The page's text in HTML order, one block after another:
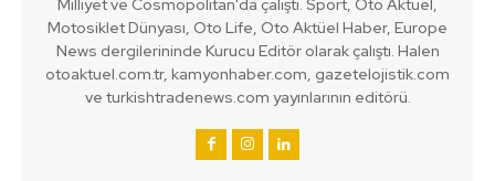
Milliyet ve Cosmopolitan'da çalıştı. Sport, Oto Aktüel,
Motosiklet Dünyası, Oto Life, Oto Aktüel Haber, Europe
News dergilerininde Kurucu Editör olarak çalıştı. Halen
otoaktuel.com.tr, kamyonhaber.com, gazetelojistik.com
ve turkishtradenews.com yayınlarının editörü.